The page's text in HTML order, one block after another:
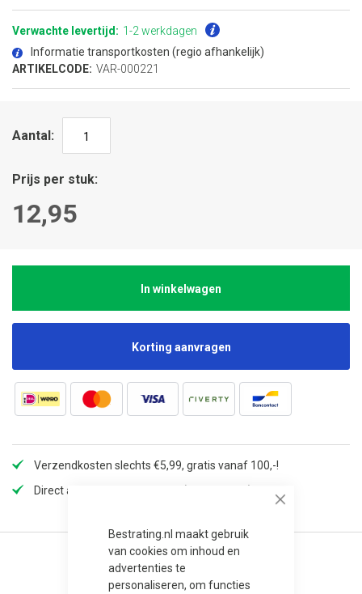
Bestrating.nl maakt gebruik
van cookies om inhoud en
advertenties te
personaliseren, om functies
naar
begin
de
afbeeldingen-
Verwachte levertijd: 1-2 werkdagen
Informatie transportkosten (regio afhankelijk)
ARTIKELCODE: VAR-000221
Aantal
Prijs per stuk
12,95
In winkelwagen
Korting aanvragen
Verzendkosten slechts €5,99, gratis vanaf 100,-!
Direct afhalen in onze winkel (op voorraad)